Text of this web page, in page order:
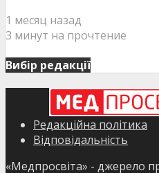
1 месяц назад
3 минут на прочтение
Вибір редакції
Редакційна політика
Відповідальність
«Медпросвіта» - джерело